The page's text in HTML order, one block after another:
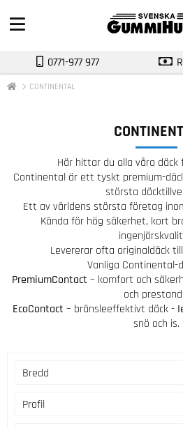
0771-977 977
CONTINENTAL
Här hittar du alla våra däck
Continental är ett tyskt premium-
största
Ett av världens största företag
Kända för hög säkerhet, kort
Levererar ofta originaldäck
Vanliga Continental-
PremiumContact – komfort och
och
EcoContact – bränsleeffektivt däck -
snö och is.
Bredd
Profil